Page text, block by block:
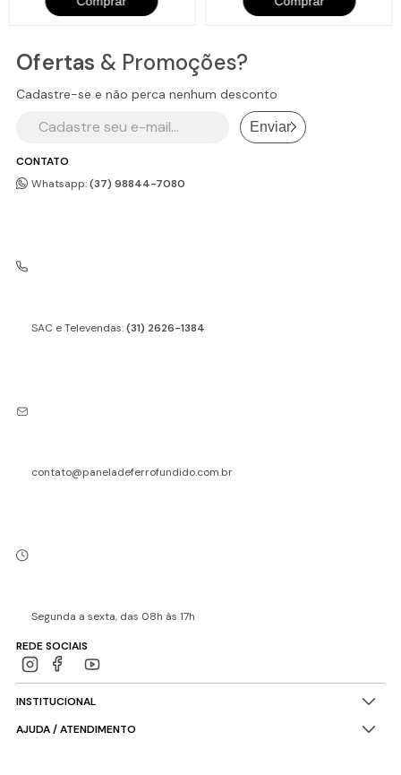
CONTATO
Whatsapp:(37) 98844-7080
SAC e Televendas:(31) 2626-1384
contato@paneladeferrofundido.com.br
Segunda a sexta, das 08h às 17h
REDE SOCIAIS
INSTITUCIONAL
AJUDA / ATENDIMENTO
Ofertas & Promoções?
Cadastre-se e não perca nenhum desconto
Enviar